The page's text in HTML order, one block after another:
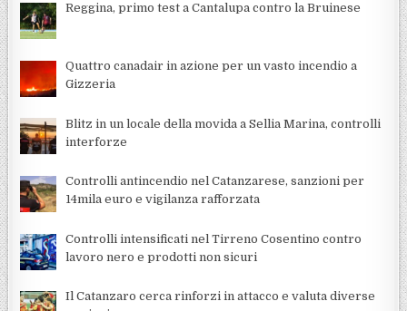
Reggina, primo test a Cantalupa contro la Bruinese
Quattro canadair in azione per un vasto incendio a
Gizzeria
Blitz in un locale della movida a Sellia Marina, controlli
interforze
Controlli antincendio nel Catanzarese, sanzioni per
14mila euro e vigilanza rafforzata
Controlli intensificati nel Tirreno Cosentino contro
lavoro nero e prodotti non sicuri
Il Catanzaro cerca rinforzi in attacco e valuta diverse